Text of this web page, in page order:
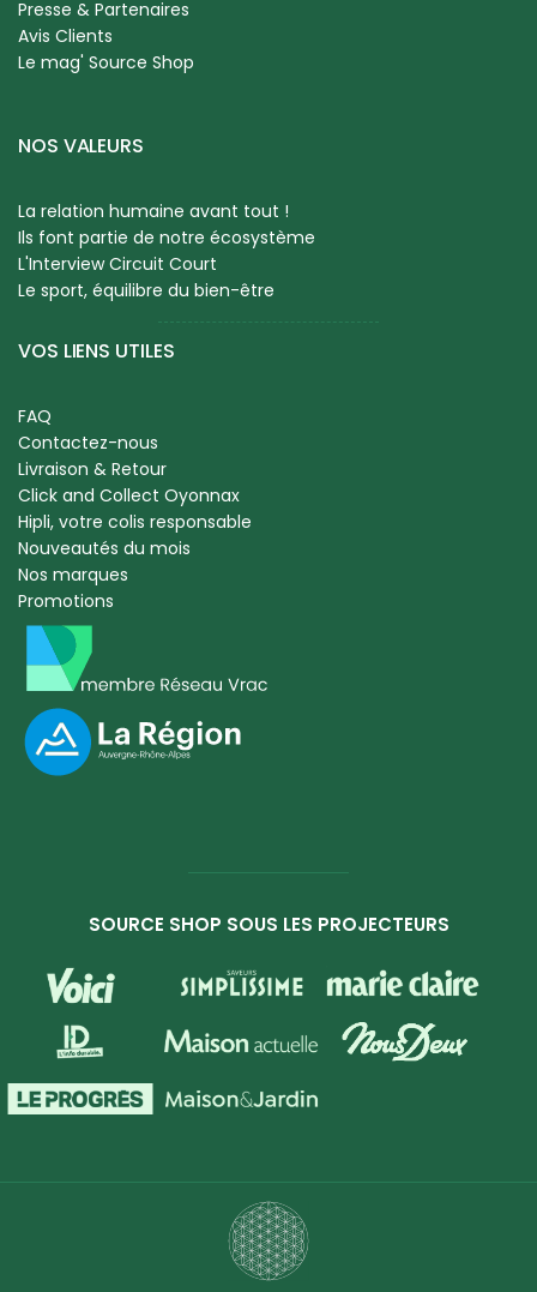
Presse & Partenaires
Avis Clients
Le mag' Source Shop
NOS VALEURS
La relation humaine avant tout !
Ils font partie de notre écosystème
L'Interview Circuit Court
Le sport, équilibre du bien-être
VOS LIENS UTILES
FAQ
Contactez-nous
Livraison & Retour
Click and Collect Oyonnax
Hipli, votre colis responsable
Nouveautés du mois
Nos marques
Promotions
SOURCE SHOP SOUS LES PROJECTEURS